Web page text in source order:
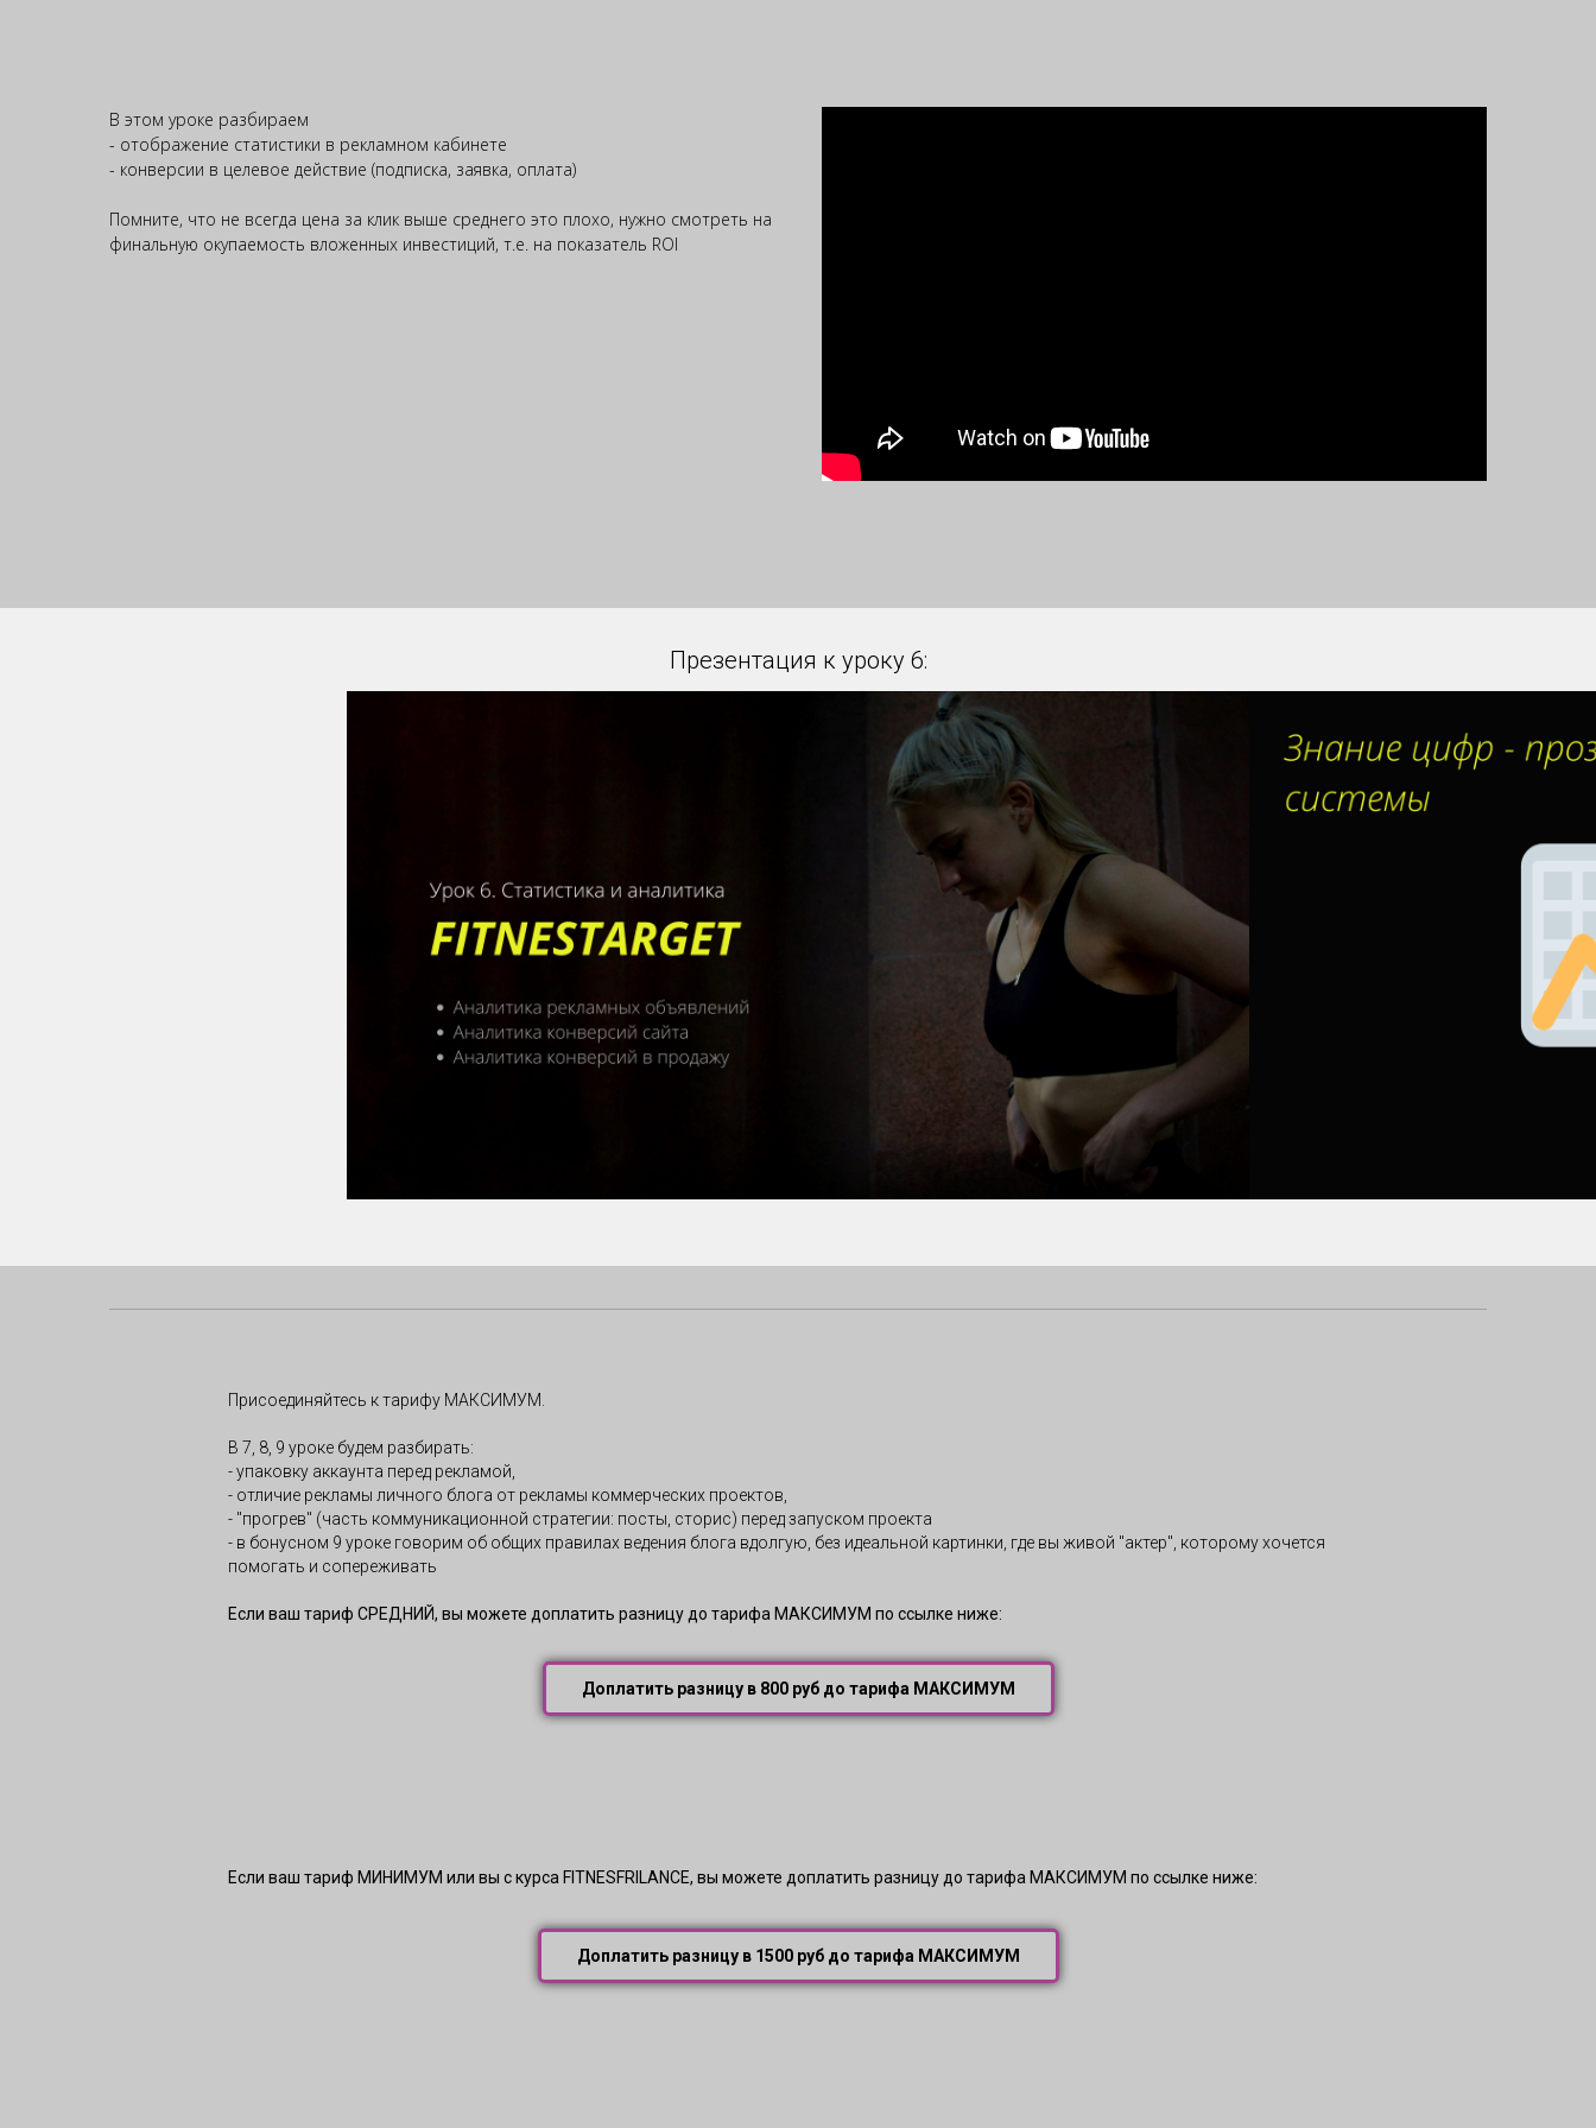
В этом уроке разбираем
- отображение статистики в рекламном кабинете
- конверсии в целевое действие (подписка, заявка, оплата)
Помните, что не всегда цена за клик выше среднего это плохо, нужно смотреть на
финальную окупаемость вложенных инвестиций, т.е. на показатель ROI
Презентация к уроку 6:
Присоединяйтесь к тарифу МАКСИМУМ.
В 7, 8, 9 уроке будем разбирать:
- упаковку аккаунта перед рекламой,
- отличие рекламы личного блога от рекламы коммерческих проектов,
- "прогрев" (часть коммуникационной стратегии: посты, сторис) перед запуском проекта
- в бонусном 9 уроке говорим об общих правилах ведения блога вдолгую, без идеальной картинки, где вы живой "актер", которому хочется
помогать и сопереживать
Если ваш тариф СРЕДНИЙ, вы можете доплатить разницу до тарифа МАКСИМУМ по ссылке ниже:
Доплатить разницу в 800 руб до тарифа МАКСИМУМ
Если ваш тариф МИНИМУМ или вы с курса FITNESFRILANCE, вы можете доплатить разницу до тарифа МАКСИМУМ по ссылке ниже:
Доплатить разницу в 1500 руб до тарифа МАКСИМУМ